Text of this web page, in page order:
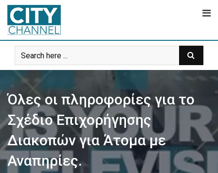
Skip
content
Όλες οι πληροφορίες για το
Σχέδιο Επιχορήγησης
Διακοπών για Άτομα με
Αναπηρίες.